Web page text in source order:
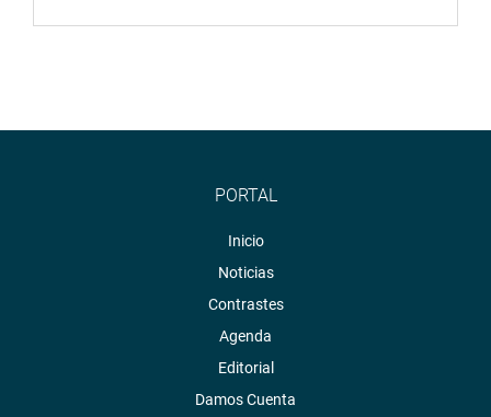
PORTAL
Inicio
Noticias
Contrastes
Agenda
Editorial
Damos Cuenta